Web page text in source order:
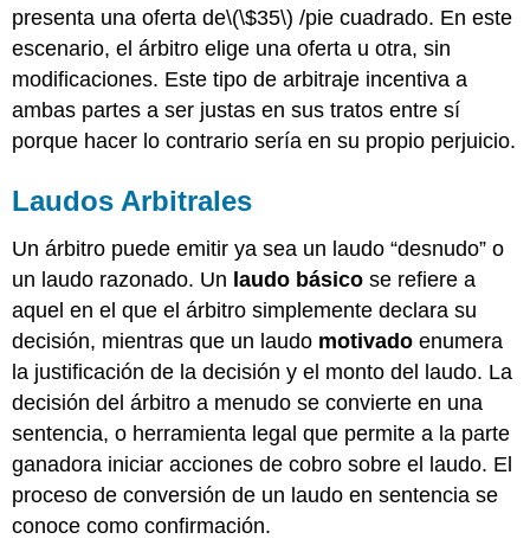
presenta una oferta de\(\$35\) /pie cuadrado. En este
escenario, el árbitro elige una oferta u otra, sin
modificaciones. Este tipo de arbitraje incentiva a
ambas partes a ser justas en sus tratos entre sí
porque hacer lo contrario sería en su propio perjuicio.
Laudos Arbitrales
Un árbitro puede emitir ya sea un laudo “desnudo” o
un laudo razonado. Un laudo básico se refiere a
aquel en el que el árbitro simplemente declara su
decisión, mientras que un laudo motivado enumera
la justificación de la decisión y el monto del laudo. La
decisión del árbitro a menudo se convierte en una
sentencia, o herramienta legal que permite a la parte
ganadora iniciar acciones de cobro sobre el laudo. El
proceso de conversión de un laudo en sentencia se
conoce como confirmación.